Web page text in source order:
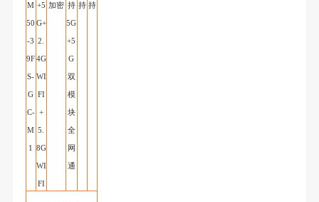
M
50
-3
9F
S-
G
C-
M
1
+5
G+
2.
4G
WI
FI
+
5.
8G
WI
FI
加密 持
5G
+5
G
双
模
块
全
网
通
持 持